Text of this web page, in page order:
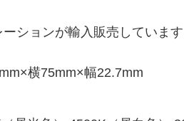
ションが輸入販売しています
横75mm×幅22.7mm